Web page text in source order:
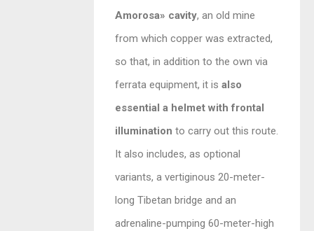
Amorosa» cavity, an old mine
from which copper was extracted,
so that, in addition to the own via
ferrata equipment, it isalso
essential a helmet with frontal
illumination to carry out this route.
It also includes, as optional
variants, a vertiginous 20-meter-
long Tibetan bridge and an
adrenaline-pumping 60-meter-high